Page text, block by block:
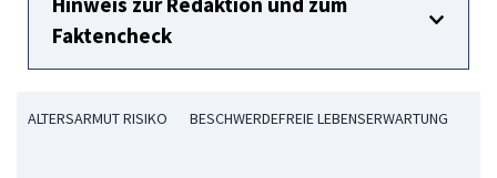
Faktencheck
ALTERSARMUT RISIKO BESCHWERDEFREIE LEBENSERWARTUNG